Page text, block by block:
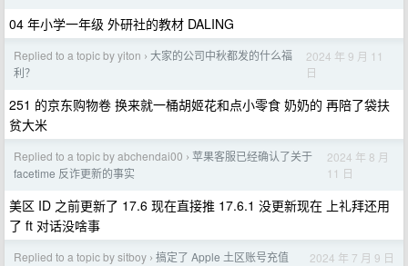
04 年小学一年级 外研社的教材 DALING
Replied to a topic by yiton › 大家的公司中秋都发的什么福
利？
2024 年 9 月 11
日
251 的京东购物卷 换来就一桶胡姬花和点小零食 奶奶的 再陪了袋扶
贫大米
Replied to a topic by abchendai00 › 苹果客服已经确认了关于
facetime 反诈更新的事实
2024 年 8 月
11 日
美区 ID 之前更新了 17.6 现在直接推 17.6.1 没更新现在 上礼拜还用
了 ft 对话没啥事
Replied to a topic by sitboy › 搞定了 Apple 土区账号充值 2024 年 7 月 9 日